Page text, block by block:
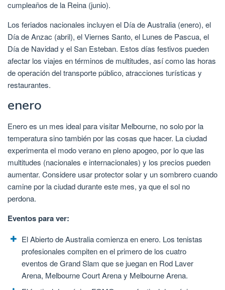
cumpleaños de la Reina (junio).
Los feriados nacionales incluyen el Día de Australia (enero), el
Día de Anzac (abril), el Viernes Santo, el Lunes de Pascua, el
Día de Navidad y el San Esteban. Estos días festivos pueden
afectar los viajes en términos de multitudes, así como las horas
de operación del transporte público, atracciones turísticas y
restaurantes.
enero
Enero es un mes ideal para visitar Melbourne, no solo por la
temperatura sino también por las cosas que hacer. La ciudad
experimenta el modo verano en pleno apogeo, por lo que las
multitudes (nacionales e internacionales) y los precios pueden
aumentar. Considere usar protector solar y un sombrero cuando
camine por la ciudad durante este mes, ya que el sol no
perdona.
Eventos para ver:
El Abierto de Australia comienza en enero. Los tenistas
profesionales compiten en el primero de los cuatro
eventos de Grand Slam que se juegan en Rod Laver
Arena, Melbourne Court Arena y Melbourne Arena.